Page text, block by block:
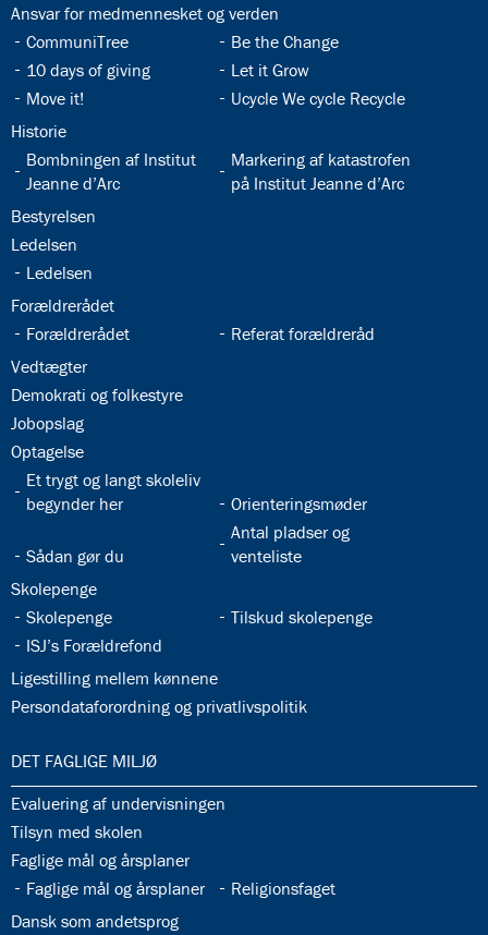
32.8:
Ansvar for medmennesket og verden
32.9:
CommuniTree 32.10:
Be the Change
32.11:
10 days of giving 32.12:
Let it Grow
32.13:
Move it! 32.14:
Ucycle We cycle Recycle
32.15:
Historie
32.16:
Bombningen af Institut
Jeanne d’Arc
32.17:
Markering af katastrofen
på Institut Jeanne d’Arc
32.18:
Bestyrelsen
32.19:
Ledelsen
32.20:
Ledelsen
32.21:
Forældrerådet
32.22:
Forældrerådet 32.23:
Referat forældreråd
32.24:
Vedtægter
32.25:
Demokrati og folkestyre
32.26:
Jobopslag
32.27:
Optagelse
32.28:
Et trygt og langt skoleliv
begynder her
32.29:
Orienteringsmøder
32.30:
Sådan gør du
32.31:
Antal pladser og
venteliste
32.32:
Skolepenge
32.33:
Skolepenge 32.34:
Tilskud skolepenge
32.35:
ISJ’s Forældrefond
32.36:
Ligestilling mellem kønnene
32.37:
Persondataforordning og privatlivspolitik
33.0:
DET FAGLIGE MILJØ
33.1:
Evaluering af undervisningen
33.2:
Tilsyn med skolen
33.3:
Faglige mål og årsplaner
33.4:
Faglige mål og årsplaner 33.5:
Religionsfaget
33.6:
Dansk som andetsprog